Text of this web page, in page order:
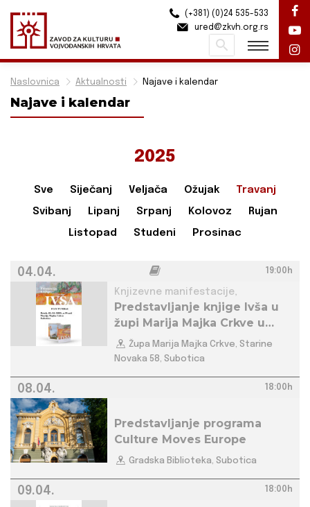
Naslovnica Aktualnosti Najave i kalendar
Najave i kalendar
2025
Sve Siječanj Veljača Ožujak
Travanj
Svibanj
Lipanj Srpanj Kolovoz
Rujan
Listopad
Studeni Prosinac
04.04. 19:00h
Knjizevne manifestacije,
Predstavljanje knjige Ivša u
župi Marija Majka Crkve u
Subotici
Župa Marija Majka Crkve, Starine
Novaka 58, Subotica
08.04. 18:00h
Predstavljanje programa
Culture Moves Europe
Gradska Biblioteka, Subotica
09.04. 18:00h
(+381) (0)24 535-533
ured@zkvh.org.rs
Pretraži